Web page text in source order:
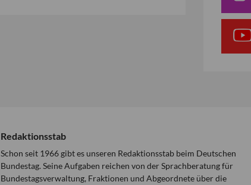
Redaktionsstab
Schon seit 1966 gibt es unseren Redaktionsstab beim Deutschen
Bundestag. Seine Aufgaben reichen von der Sprachberatung für
Bundestagsverwaltung, Fraktionen und Abgeordnete über die